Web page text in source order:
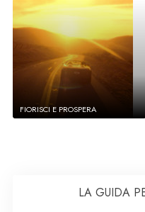
FIORISCI E PROSPERA
LA GUIDA